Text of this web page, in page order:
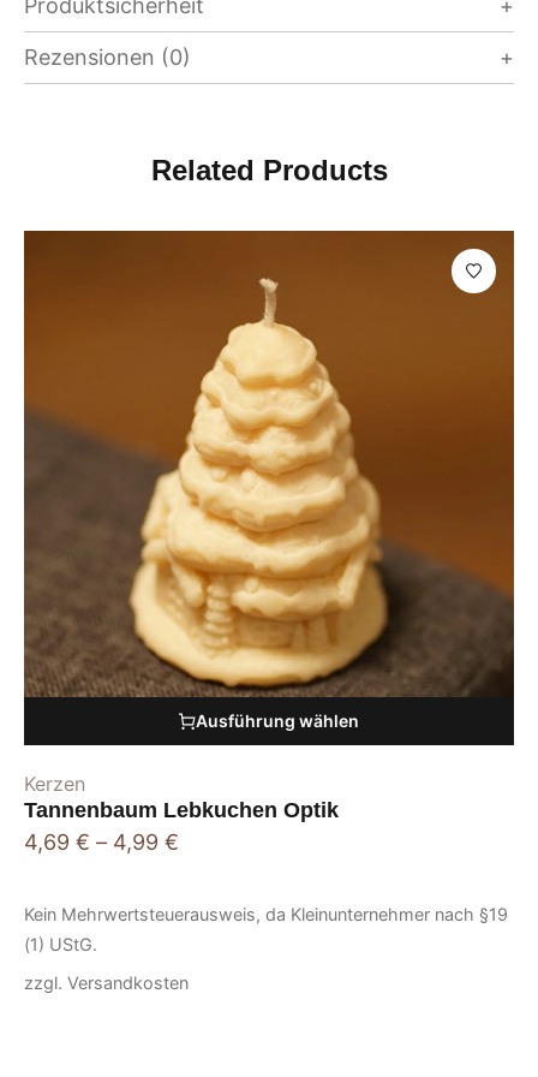
Produktsicherheit
Rezensionen (0)
Related Products
Ausführung wählen
Kerzen
Tannenbaum Lebkuchen Optik
4,69 € – 4,99 €
Kein Mehrwertsteuerausweis, da Kleinunternehmer nach §19
(1) UStG.
zzgl. Versandkosten